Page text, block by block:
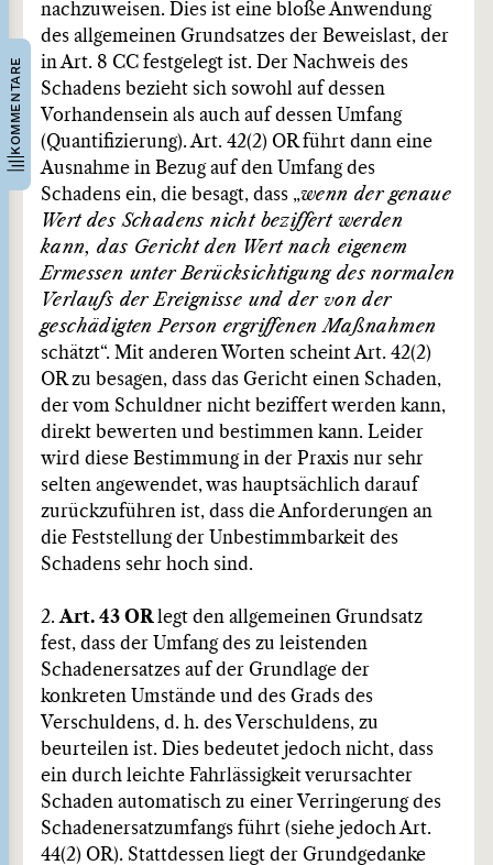
KOMMENTARE
nachzuweisen. Dies ist eine bloße Anwendung
des allgemeinen Grundsatzes der Beweislast, der
in Art. 8 CC festgelegt ist. Der Nachweis des
Schadens bezieht sich sowohl auf dessen
Vorhandensein als auch auf dessen Umfang
(Quantifizierung). Art. 42(2) OR führt dann eine
Ausnahme in Bezug auf den Umfang des
Schadens ein, die besagt, dass „wenn der genaue
Wert des Schadens nicht beziffert werden
kann, das Gericht den Wert nach eigenem
Ermessen unter Berücksichtigung des normalen
Verlaufs der Ereignisse und der von der
geschädigten Person ergriffenen Maßnahmen
schätzt“. Mit anderen Worten scheint Art. 42(2)
OR zu besagen, dass das Gericht einen Schaden,
der vom Schuldner nicht beziffert werden kann,
direkt bewerten und bestimmen kann. Leider
wird diese Bestimmung in der Praxis nur sehr
selten angewendet, was hauptsächlich darauf
zurückzuführen ist, dass die Anforderungen an
die Feststellung der Unbestimmbarkeit des
Schadens sehr hoch sind.
2. Art. 43 OR legt den allgemeinen Grundsatz
fest, dass der Umfang des zu leistenden
Schadenersatzes auf der Grundlage der
konkreten Umstände und des Grads des
Verschuldens, d. h. des Verschuldens, zu
beurteilen ist. Dies bedeutet jedoch nicht, dass
ein durch leichte Fahrlässigkeit verursachter
Schaden automatisch zu einer Verringerung des
Schadenersatzumfangs führt (siehe jedoch Art.
44(2) OR). Stattdessen liegt der Grundgedanke